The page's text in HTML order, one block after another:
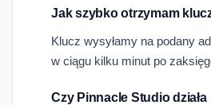
Jak szybko otrzymam
Klucz wysyłamy na podany
w ciągu kilku minut po
Czy Pinnacle Studio